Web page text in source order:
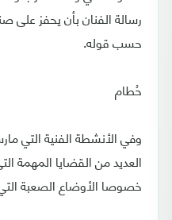
رسالة الفنان بأن يحفز على
حسب قوله.
حُطام
وفي الأنشطة الفنية التي
العديد من القضايا المهمة
خصوصا الأوضاع الصعبة